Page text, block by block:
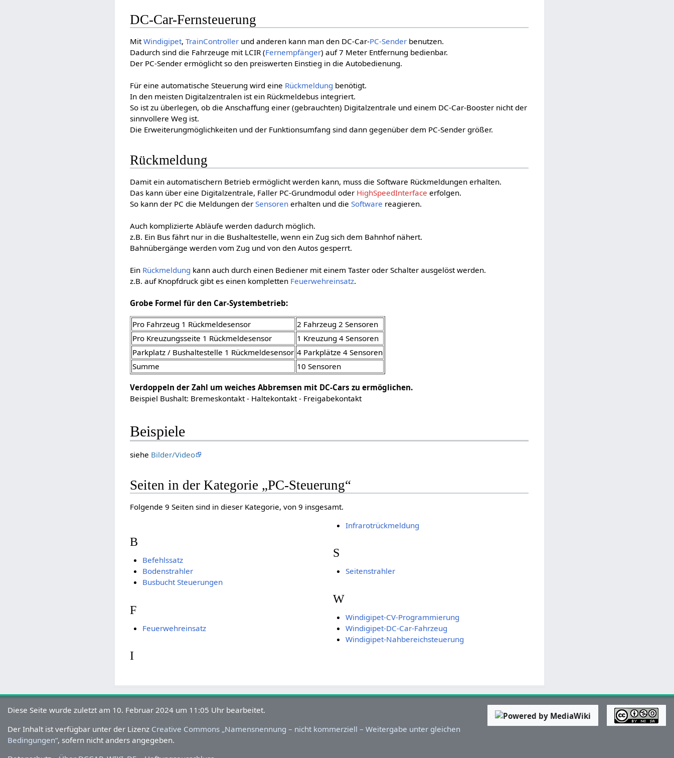
DC-Car-Fernsteuerung
MitWindigipet,TrainController und anderen kann man den DC-Car-PC-Sender benutzen.
Dadurch sind die Fahrzeuge mit LCIR (Fernempfänger) auf 7 Meter Entfernung bedienbar.
Der PC-Sender ermöglicht so den preiswerten Einstieg in die Autobedienung.
Für eine automatische Steuerung wird eine Rückmeldung benötigt.
In den meisten Digitalzentralen ist ein Rückmeldebus integriert.
So ist zu überlegen, ob die Anschaffung einer (gebrauchten) Digitalzentrale und einem DC-Car-Booster nicht der
sinnvollere Weg ist.
Die Erweiterungmöglichkeiten und der Funktionsumfang sind dann gegenüber dem PC-Sender größer.
Rückmeldung
Damit ein automatischern Betrieb ermöglicht werden kann, muss die Software Rückmeldungen erhalten.
Das kann über eine Digitalzentrale, Faller PC-Grundmodul oder HighSpeedInterface erfolgen.
So kann der PC die Meldungen derSensoren erhalten und dieSoftware reagieren.
Auch komplizierte Abläufe werden dadurch möglich.
z.B. Ein Bus fährt nur in die Bushaltestelle, wenn ein Zug sich dem Bahnhof nähert.
Bahnübergänge werden vom Zug und von den Autos gesperrt.
Ein Rückmeldung kann auch durch einen Bediener mit einem Taster oder Schalter ausgelöst werden.
z.B. auf Knopfdruck gibt es einen kompletten Feuerwehreinsatz.
Grobe Formel für den Car-Systembetrieb:
Pro Fahrzeug 1 Rückmeldesensor
2 Fahrzeug 2 Sensoren
Pro Kreuzungsseite 1 Rückmeldesensor
1 Kreuzung 4 Sensoren
Parkplatz / Bushaltestelle 1 Rückmeldesensor 4 Parkplätze 4 Sensoren
Summe
10 Sensoren
Verdoppeln der Zahl um weiches Abbremsen mit DC-Cars zu ermöglichen.
Beispiel Bushalt: Bremeskontakt - Haltekontakt - Freigabekontakt
Beispiele
siehe Bilder/Video
Seiten in der Kategorie „PC-Steuerung“
Folgende 9 Seiten sind in dieser Kategorie, von 9 insgesamt.
B
Befehlssatz
Bodenstrahler
Busbucht Steuerungen
F
Feuerwehreinsatz
I
Infrarotrückmeldung
S
Seitenstrahler
W
Windigipet-CV-Programmierung
Windigipet-DC-Car-Fahrzeug
Windigipet-Nahbereichsteuerung
Diese Seite wurde zuletzt am 10. Februar 2024 um 11:05 Uhr bearbeitet.
Der Inhalt ist verfügbar unter der Lizenz Creative Commons „Namensnennung – nicht kommerziell – Weitergabe unter gleichen
Bedingungen“, sofern nicht anders angegeben.